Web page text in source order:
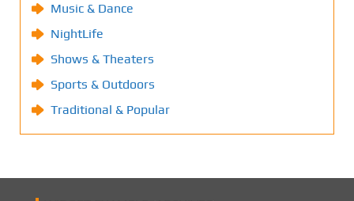
Music & Dance
NightLife
Shows & Theaters
Sports & Outdoors
Traditional & Popular